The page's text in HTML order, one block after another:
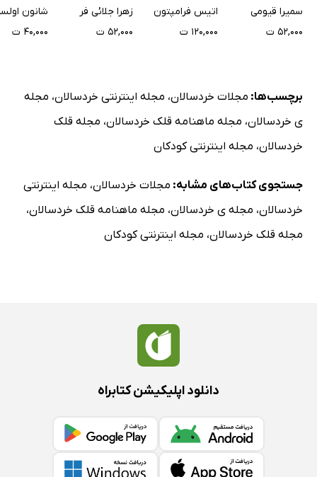
سمیرا قیومی
۵۲,۰۰۰ ت
اتیس فرامپتون
۱۲۰,۰۰۰ ت
زهرا جلائی فر
۵۲,۰۰۰ ت
شانون
۴۰,۰۰۰ ت
برچسب‌ها: مجلات خردسالان، مجله اینترنتی خردسالان، مجله
ی خردسالان، مجله ماهنامه قلک خردسالان، مجله قلک
خردسالان، مجله اینترنتی کودکان
جستجوی کتاب‌های مشابه: مجلات خردسالان، مجله اینترنتی
خردسالان، مجله ی خردسالان، مجله ماهنامه قلک خردسالان،
مجله قلک خردسالان، مجله اینترنتی کودکان
دانلود اپلیکیشن کتابراه